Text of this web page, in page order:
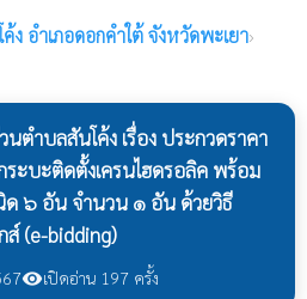
ง อำเภอดอกคำใต้ จังหวัดพะเยา›
ตำบลสันโค้ง เรื่อง ประกวดราคา
ะบะติดตั้งเครนไฮดรอลิค พร้อม
ด ๖ อัน จำนวน ๑ อัน ด้วยวิธี
ส์ (e-bidding)
visibilityเปิดอ่าน 197 ครั้ง